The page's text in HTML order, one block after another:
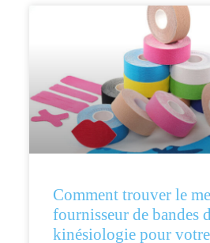
Comment trouver le
fournisseur de bandes
kinésiologie pour